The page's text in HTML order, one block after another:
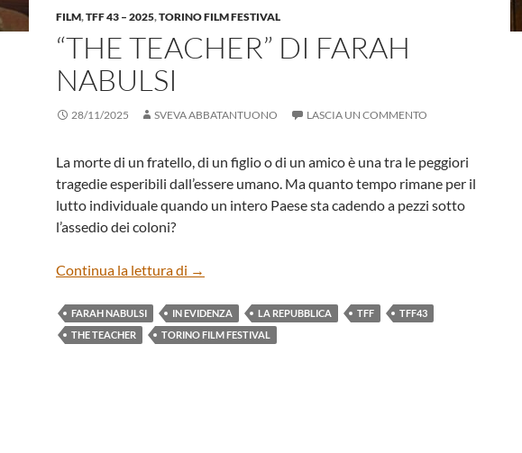
FILM,TFF 43 – 2025,TORINO FILM FESTIVAL
“THE TEACHER” DI FARAH
NABULSI
28/11/2025 SVEVA ABBATANTUONO LASCIA UN COMMENTO
La morte di un fratello, di un figlio o di un amico è una tra le peggiori
tragedie esperibili dall’essere umano. Ma quanto tempo rimane per il
lutto individuale quando un intero Paese sta cadendo a pezzi sotto
l’assedio dei coloni?
Continua la lettura di “THE TEACHER” DI FARAH NABULSI
→
FARAH NABULSI IN EVIDENZA LA REPUBBLICA TFF
TFF43
THE TEACHER
TORINO FILM FESTIVAL